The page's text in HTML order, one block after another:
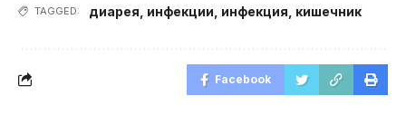
TAGGED: диарея инфекции инфекция кишечник
Facebook